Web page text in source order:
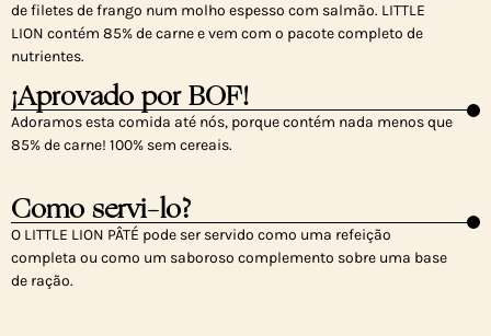
de filetes de frango num molho espesso com salmão. LITTLE
LION contém 85% de carne e vem com o pacote completo de
nutrientes.
¡Aprovado por BOF!
Adoramos esta comida até nós, porque contém nada menos que
85% de carne! 100% sem cereais.
Como servi-lo?
O LITTLE LION PÂTÉ pode ser servido como uma refeição
completa ou como um saboroso complemento sobre uma base
de ração.